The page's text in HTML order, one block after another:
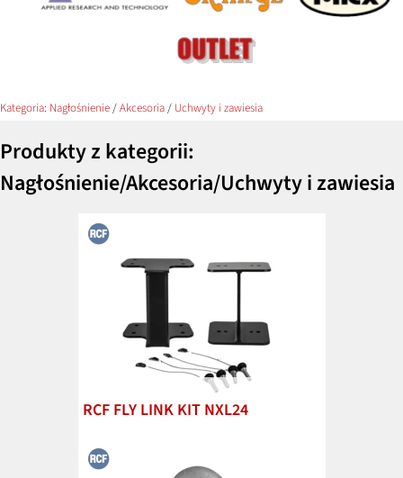
Kategoria: Nagłośnienie/Akcesoria/ Uchwyty i zawiesia
Produkty z kategorii:
Nagłośnienie/Akcesoria/Uchwyty i zawiesia
RCF FLY LINK KIT NXL24